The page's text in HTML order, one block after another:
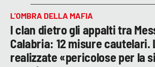
L’OMBRA DELLA MAFIA
I clan dietro gli appalti tra
Calabria: 12 misure cautelari.
realizzate «pericolose per la